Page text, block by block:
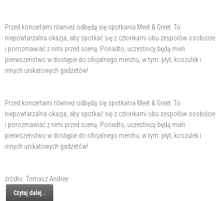
Przed koncertami również odbędą się spotkania Meet & Greet. To
niepowtarzalna okazja, aby spotkać się z członkami obu zespołów osobiście
i porozmawiać z nimi przed sceną. Ponadto, uczestnicy będą mieli
pierwszeństwo w dostępie do oficjalnego merchu, w tym: płyt, koszulek i
innych unikatowych gadżetów!
Przed koncertami również odbędą się spotkania Meet & Greet. To
niepowtarzalna okazja, aby spotkać się z członkami obu zespołów osobiście
i porozmawiać z nimi przed sceną. Ponadto, uczestnicy będą mieli
pierwszeństwo w dostępie do oficjalnego merchu, w tym: płyt, koszulek i
innych unikatowych gadżetów!
źródło: Tomasz Andree
Czytaj dalej...